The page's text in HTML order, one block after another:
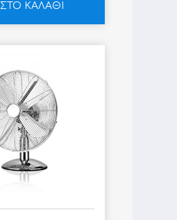
ΣΤΟ ΚΑΛΑΘΙ